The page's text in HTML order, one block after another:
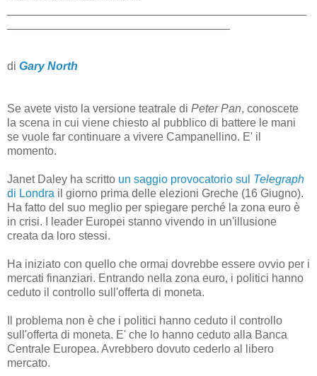
di Gary North
Se avete visto la versione teatrale di Peter Pan, conoscete
la scena in cui viene chiesto al pubblico di battere le mani
se vuole far continuare a vivere Campanellino. E' il
momento.
Janet Daley ha scritto un saggio provocatorio sul Telegraph
di Londra il giorno prima delle elezioni Greche (16 Giugno).
Ha fatto del suo meglio per spiegare perché la zona euro è
in crisi. I leader Europei stanno vivendo in un'illusione
creata da loro stessi.
Ha iniziato con quello che ormai dovrebbe essere ovvio per i
mercati finanziari. Entrando nella zona euro, i politici hanno
ceduto il controllo sull'offerta di moneta.
Il problema non è che i politici hanno ceduto il controllo
sull'offerta di moneta. E' che lo hanno ceduto alla Banca
Centrale Europea. Avrebbero dovuto cederlo al libero
mercato.